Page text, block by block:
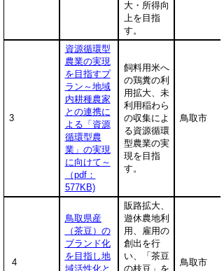
大・所得向
上を目指
す。
3
資源循環型
農業の実現
を目指すプ
ラン～地域
内耕種農家
との連携に
よる「資源
循環型農
業」の実現
に向けて～
（pdf：
577KB)
飼料用米へ
の鶏糞の利
用拡大、未
利用稲わら
の収集によ
る資源循環
型農業の実
現を目指
す。
鳥取市
4
鳥取県産
（茶豆）の
ブランド化
を目指し地
域活性化と
販路拡大、
遊休農地利
用、雇用の
創出を行
い、「茶豆
の枝豆」を
鳥取市